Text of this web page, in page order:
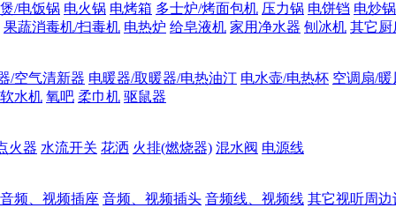
/电饭锅 电火锅 电烤箱 多士炉/烤面包机 压力锅 电饼铛 电炒
果蔬消毒机/扫毒机 电热炉 给皂液机 家用净水器 刨冰机 其它厨
/空气清新器 电暖器/取暖器/电热油汀 电水壶/电热杯 空调扇/暖
软水机 氧吧 柔巾机 驱鼠器
火器 水流开关 花洒 火排(燃烧器) 混水阀 电源线
音频、视频插座 音频、视频插头 音频线、视频线 其它视听周边